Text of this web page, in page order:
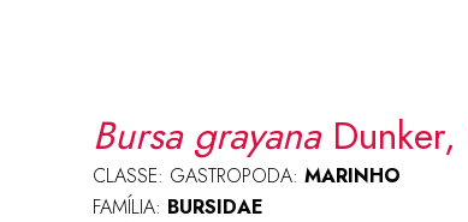
Bursa grayanaDunker,
CLASSE: GASTROPODA: MARINHO
FAMÍLIA: BURSIDAE